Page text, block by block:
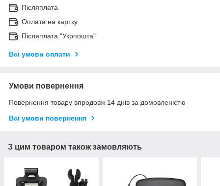
Післяплата
Оплата на картку
Післяплата "Укрпошта"
Всі умови оплати
Умови повернення
Повернення товару впродовж 14 днів за домовленістю
Всі умови повернення
З цим товаром також замовляють